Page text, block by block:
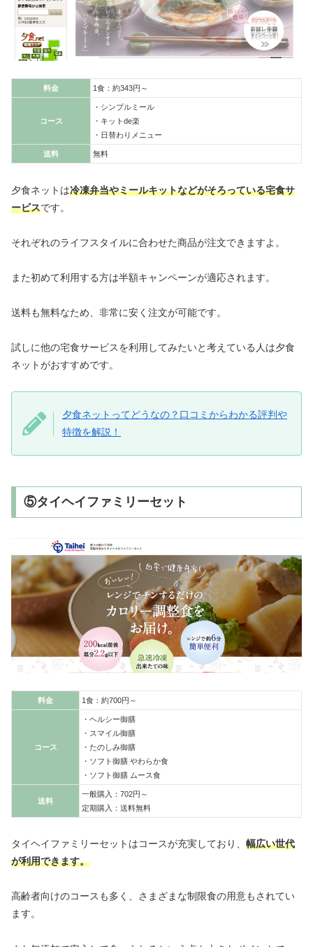
料金 1食：約343円～
コース
・シンプルミール
・キットde楽
・日替わりメニュー
送料 無料
夕食ネットは冷凍弁当やミールキットなどがそろっている宅食サ
ービスです。
それぞれのライフスタイルに合わせた商品が注文できますよ。
また初めて利用する方は半額キャンペーンが適応されます。
送料も無料なため、非常に安く注文が可能です。
試しに他の宅食サービスを利用してみたいと考えている人は夕食
ネットがおすすめです。
夕食ネットってどうなの？口コミからわかる評判や
特徴を解説！
⑤タイヘイファミリーセット
料金 1食：約700円～
コース
・ヘルシー御膳
・スマイル御膳
・たのしみ御膳
・ソフト御膳 やわらか食
・ソフト御膳 ムース食
送料
一般購入：702円～
定期購入：送料無料
タイヘイファミリーセットはコースが充実しており、 幅広い世代
が利用できます。
高齢者向けのコースも多く、さまざまな制限食の用意もされてい
ます。